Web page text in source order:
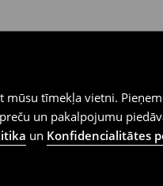
tīmekļa vietni.
un pakalpojumu
un Konfidencialitātes